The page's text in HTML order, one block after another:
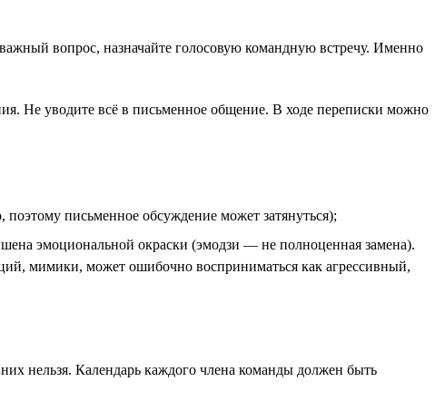
вопрос, назначайте голосовую командную встречу. Именно
Не уводите всё в письменное общение. В ходе переписки можно
письменное обсуждение может затянуться);
эмоциональной окраски (эмодзи — не полноценная замена).
мимики, может ошибочно восприниматься как агрессивный,
нельзя. Календарь каждого члена команды должен быть